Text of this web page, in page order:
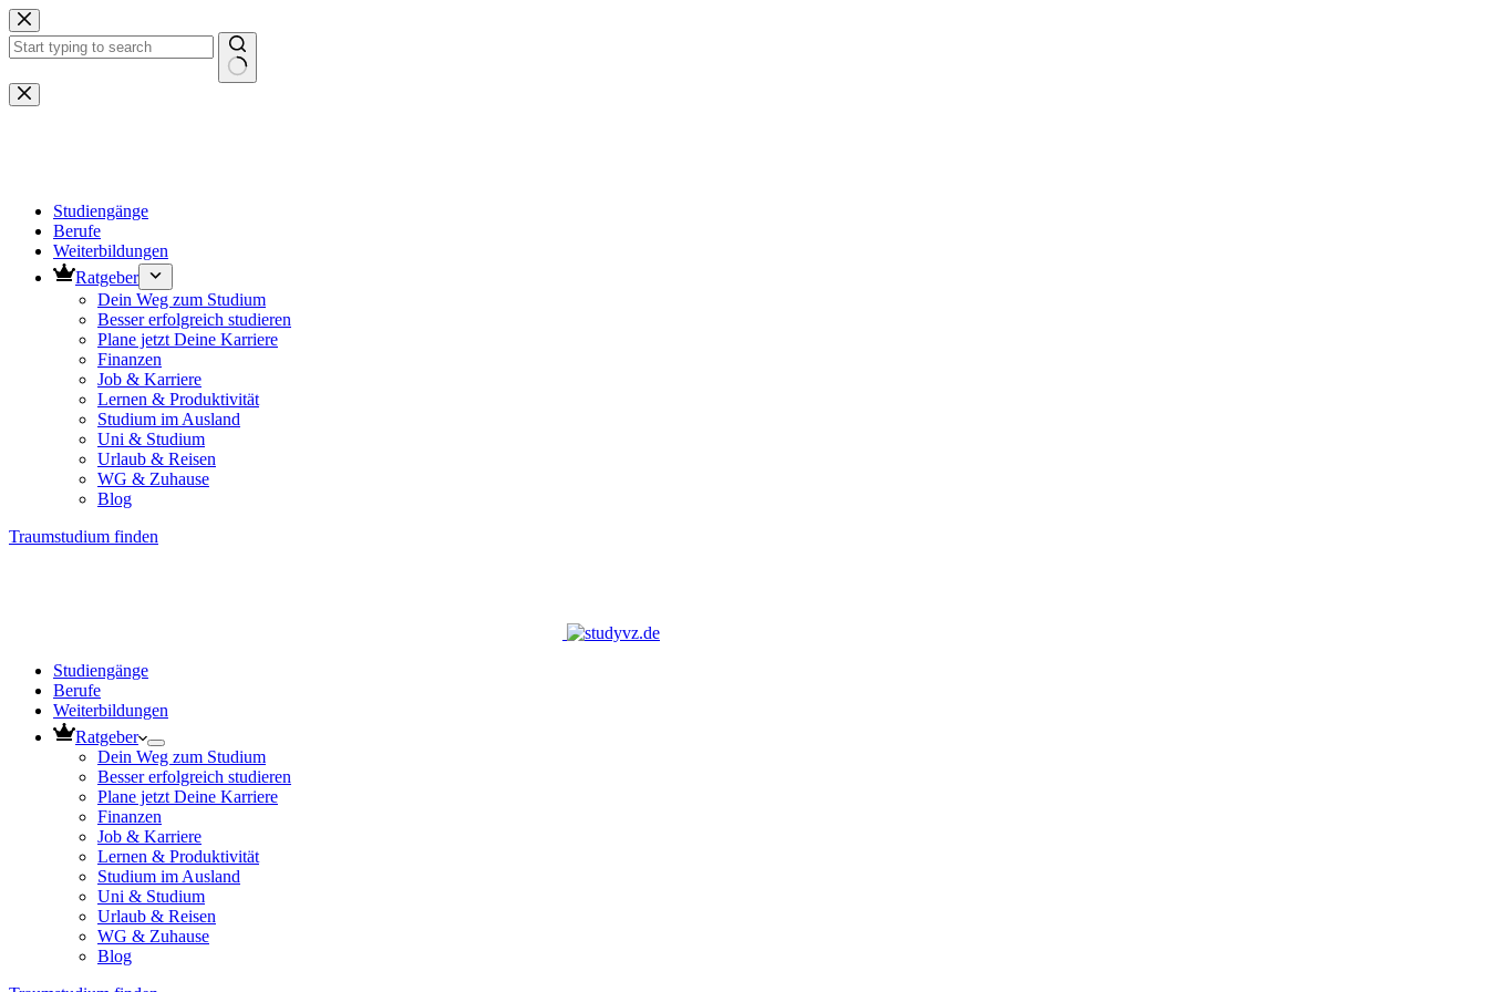
Zum
Inhalt
springen
Keine
Ergebnisse
Studiengänge
Berufe
Weiterbildungen
Ratgeber
Dein Weg zum Studium
Besser erfolgreich studieren
Plane jetzt Deine Karriere
Finanzen
Job & Karriere
Lernen & Produktivität
Studium im Ausland
Uni & Studium
Urlaub & Reisen
WG & Zuhause
Blog
Traumstudium finden
Studiengänge
Berufe
Weiterbildungen
Ratgeber
Dein Weg zum Studium
Besser erfolgreich studieren
Plane jetzt Deine Karriere
Finanzen
Job & Karriere
Lernen & Produktivität
Studium im Ausland
Uni & Studium
Urlaub & Reisen
WG & Zuhause
Blog